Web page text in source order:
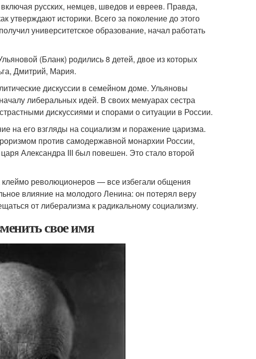
русских, немцев, шведов и евреев. Правда,
утверждают историки. Всего за поколение до этого
университетское образование, начал работать
(Бланк) родились 8 детей, двое из которых
Дмитрий, Мария.
дискуссии в семейном доме. Ульяновы
либеральных идей. В своих мемуарах сестра
дискуссиями и спорами о ситуации в России.
на его взгляды на социализм и поражение царизма.
против самодержавной монархии России,
Александра III был повешен. Это стало второй
клеймо революционеров — все избегали общения
влияние на молодого Ленина: он потерял веру
от либерализма к радикальному социализму.
свое имя